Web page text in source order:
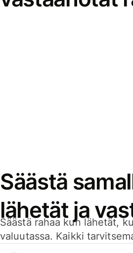
Säästä
lähetät ja
Säästä rahaa kun lähetät,
valuutassa. Kaikki